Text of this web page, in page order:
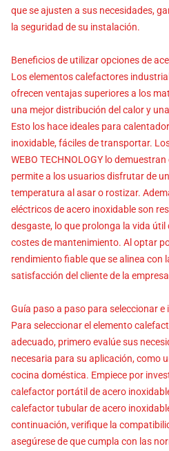
que se ajusten a sus necesidades,
la seguridad de su instalación.
Beneficios de utilizar opciones de
Los elementos calefactores
ofrecen ventajas superiores a los
una mejor distribución del calor y
Esto los hace ideales para
inoxidable, fáciles de transportar.
WEBO TECHNOLOGY lo
permite a los usuarios disfrutar de
temperatura al asar o rostizar.
eléctricos de acero inoxidable son
desgaste, lo que prolonga la vida
costes de mantenimiento. Al optar
rendimiento fiable que se alinea con
satisfacción del cliente de la
Guía paso a paso para seleccionar e
Para seleccionar el elemento
adecuado, primero evalúe sus
necesaria para su aplicación, como
cocina doméstica. Empiece por
calefactor portátil de acero
calefactor tubular de acero
continuación, verifique la
asegúrese de que cumpla con las